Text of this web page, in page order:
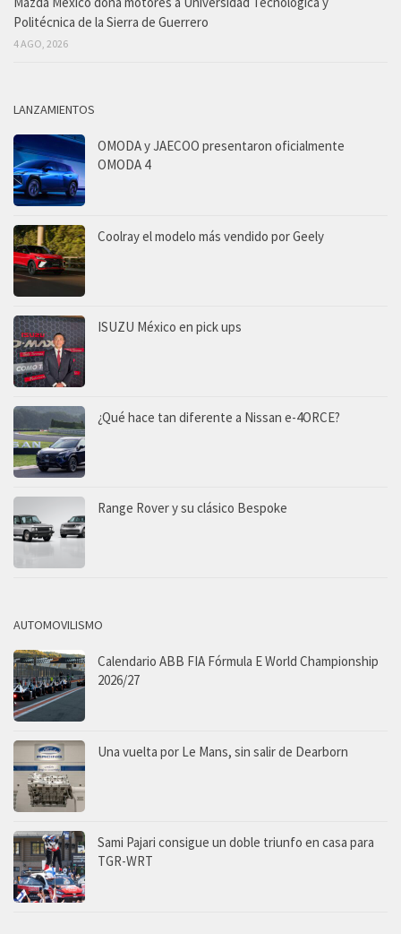
Politécnica de la Sierra de Guerrero
4 AGO, 2026
LANZAMIENTOS
OMODA y JAECOO presentaron oficialmente
OMODA 4
Coolray el modelo más vendido por Geely
ISUZU México en pick ups
¿Qué hace tan diferente a Nissan e-4ORCE?
Range Rover y su clásico Bespoke
AUTOMOVILISMO
Calendario ABB FIA Fórmula E World Championship
2026/27
Una vuelta por Le Mans, sin salir de Dearborn
Sami Pajari consigue un doble triunfo en casa para
TGR-WRT